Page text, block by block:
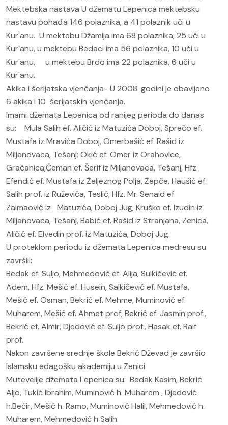
Mektebska nastava U džematu Lepenica mektebsku
nastavu pohađa 146 polaznika, a 41 polaznik uči u
Kur'anu. U mektebu Džamija ima 68 polaznika, 25 uči u
Kur'anu, u mektebu Bedaci ima 56 polaznika, 10 uči u
Kur'anu, u mektebu Brdo ima 22 polaznika, 6 uči u
Kur'anu.
Akika i šerijatska vjenčanja- U 2008. godini je obavljeno
6 akika i 10 šerijatskih vjenčanja.
Imami džemata Lepenica od ranijeg perioda do danas
su:
Mula Salih ef. Aličić iz Matuzića Doboj, Sprečo ef.
Mustafa iz Mravića Doboj, Omerbašić ef. Rašid iz
Miljanovaca, Tešanj; Okić ef. Omer iz Orahovice,
Gračanica,Ćeman ef. Šerif iz Miljanovaca, Tešanj, Hfz.
Efendić ef. Mustafa iz Željeznog Polja, Žepče, Haušić ef.
Salih prof. iz Ruževića, Teslić, Hfz. Mr. Senaid ef.
Zaimaović iz Matuzića, Doboj Jug, Kruško ef. Izudin iz
Miljanovaca, Tešanj, Babić ef. Rašid iz Stranjana, Zenica,
Aličić ef. Elvedin prof. iz Matuzića, Doboj Jug.
U proteklom periodu iz džemata Lepenica medresu su
završili:
Bedak ef. Suljo, Mehmedović ef. Alija, Sulkičević ef.
Adem, Hfz. Mešić ef. Husein, Salkičević ef. Mustafa,
Mešić ef. Osman, Bekrić ef. Mehme, Muminović ef.
Muharem, Mešić ef. Ahmet prof, Bekrić ef. Jasmin prof.,
Bekrić ef. Almir, Djedović ef. Suljo prof., Hasak ef. Raif
prof.
Nakon završene srednje škole Bekrić Dževad je završio
Islamsku edagošku akademiju u Zenici.
Mutevelije džemata Lepenica su: Bedak Kasim, Bekrić
Aljo, Tukić Ibrahim, Muminović h. Muharem , Djedović
h.Bećir, Mešić h. Ramo, Muminović Halil, Mehmedović h.
Muharem, Mehmedović h Salih.